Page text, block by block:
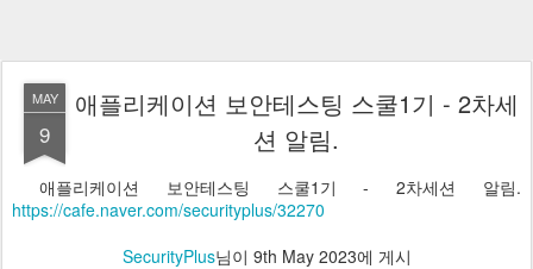
MAY
9
애플리케이션 보안테스팅 스쿨1기 - 2차세
션 알림.
애플리케이션 보안테스팅 스쿨1기 - 2차세션 알림.
https://cafe.naver.com/securityplus/32270
SecurityPlus님이 9th May 2023에 게시